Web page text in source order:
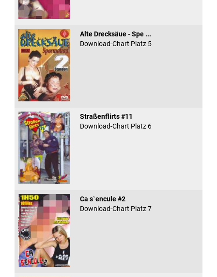
Alte Drecksäue - Spe ...
Download-Chart Platz 5
Straßenflirts #11
Download-Chart Platz 6
Ca s`encule #2
Download-Chart Platz 7